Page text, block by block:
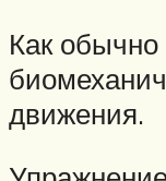
Как
движения.